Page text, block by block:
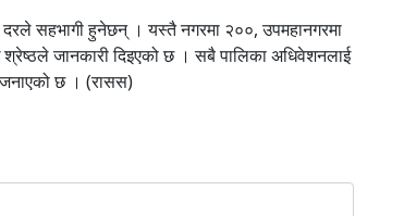
दरले सहभागी हुनेछन् । यस्तै नगरमा २००, उपमहानगरमा
जानकारी दिइएको छ । सबै पालिका अधिवेशनलाई
जनाएको छ । (रासस)